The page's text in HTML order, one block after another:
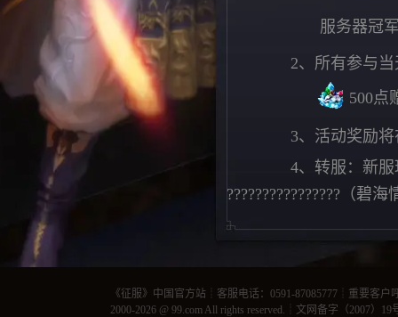
服务器冠
2、所有参与
500点
3、活动奖励
4、转服：新
????????????????（碧
《征服》中国官方站┊客服电话：0591-87085777┊重要客户
2000-2026 @ 99.com All rights reserved.┊ 文网备字（2007）19